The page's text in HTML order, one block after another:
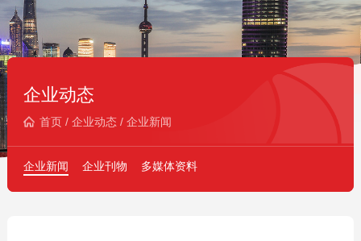
企业动态
首页/ 企业动态/ 企业新闻
企业新闻 企业刊物 多媒体资料